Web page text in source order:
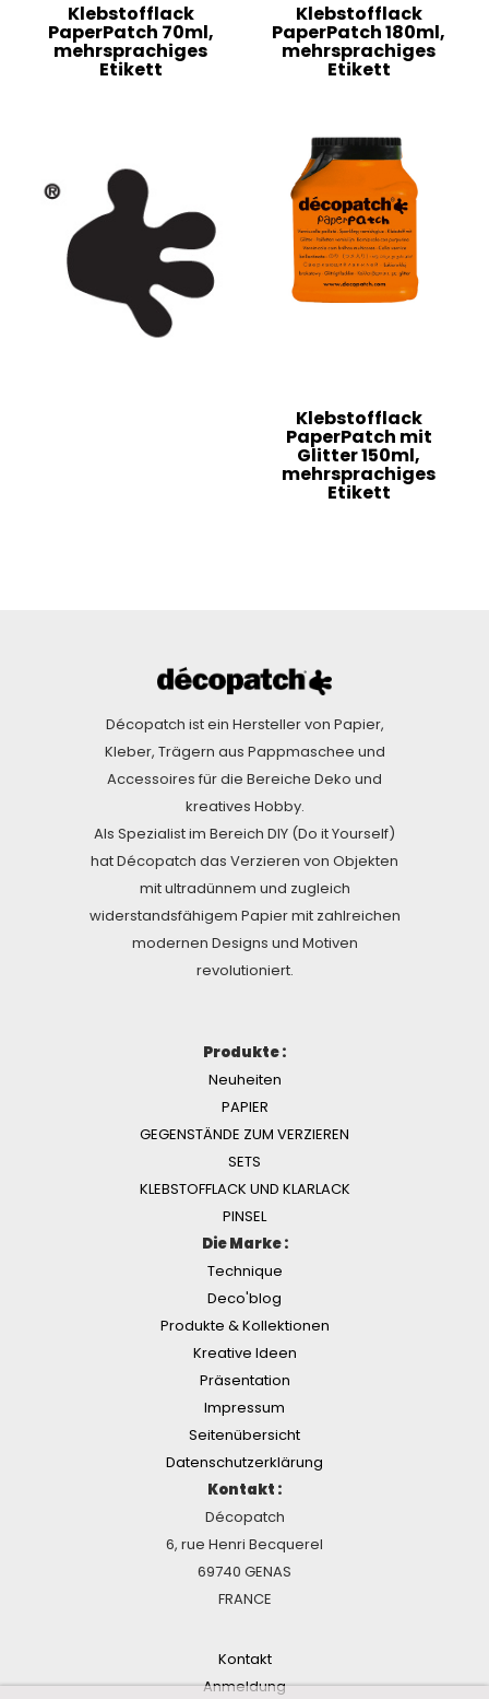
Klebstofflack
PaperPatch 70ml,
mehrsprachiges
Etikett
Klebstofflack
PaperPatch 180ml,
mehrsprachiges
Etikett
Klebstofflack
PaperPatch mit
Glitter 150ml,
mehrsprachiges
Etikett
Décopatch ist ein Hersteller von Papier,
Kleber, Trägern aus Pappmaschee und
Accessoires für die Bereiche Deko und
kreatives Hobby.
Als Spezialist im Bereich DIY (Do it Yourself)
hat Décopatch das Verzieren von Objekten
mit ultradünnem und zugleich
widerstandsfähigem Papier mit zahlreichen
modernen Designs und Motiven
revolutioniert.
Produkte :
Neuheiten
PAPIER
GEGENSTÄNDE ZUM VERZIEREN
SETS
KLEBSTOFFLACK UND KLARLACK
PINSEL
Die Marke :
Technique
Deco'blog
Produkte & Kollektionen
Kreative Ideen
Präsentation
Impressum
Seitenübersicht
Datenschutzerklärung
Kontakt :
Décopatch
6, rue Henri Becquerel
69740 GENAS
FRANCE
Kontakt
Anmeldung